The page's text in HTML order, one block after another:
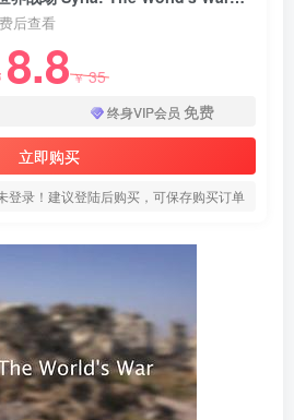
后查看
8.8￥35
终身VIP会员 免费
立即购买
登录！建议登陆后购买，可保存购买订单